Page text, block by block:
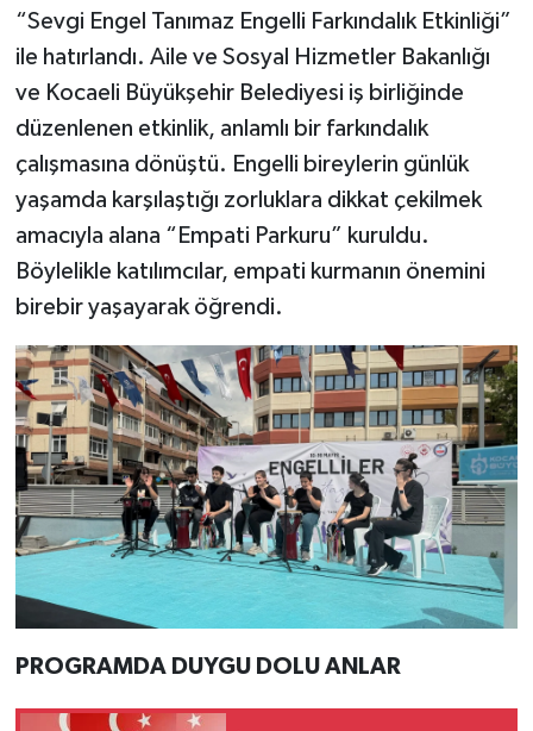
“Sevgi Engel Tanımaz Engelli Farkındalık Etkinliği”
ile hatırlandı. Aile ve Sosyal Hizmetler Bakanlığı
ve Kocaeli Büyükşehir Belediyesi iş birliğinde
düzenlenen etkinlik, anlamlı bir farkındalık
çalışmasına dönüştü. Engelli bireylerin günlük
yaşamda karşılaştığı zorluklara dikkat çekilmek
amacıyla alana “Empati Parkuru” kuruldu.
Böylelikle katılımcılar, empati kurmanın önemini
birebir yaşayarak öğrendi.
PROGRAMDA DUYGU DOLU ANLAR